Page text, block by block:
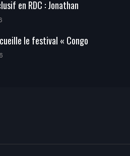
en RDC : Jonathan
le festival « Congo